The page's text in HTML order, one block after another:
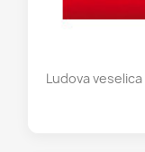
Ludova